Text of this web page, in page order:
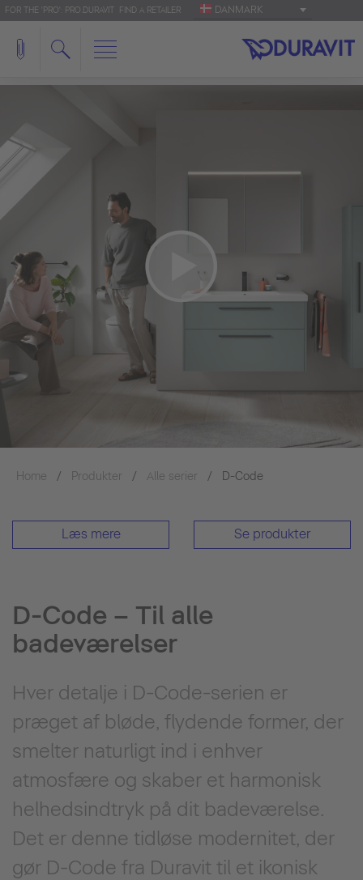
FOR THE 'PRO': PRO.DURAVIT FIND A RETAILER DANMARK
We need your consent to load the
YouTube Video service!
We use a third party service to embed video
content that may collect data about your activity.
Please review the details and accept the service
to watch this video.
More Information
Home Produkter Alle serier D-Code
Læs mere Se produkter
D-Code – Til alle
badeværelser
Hver detalje i D-Code-serien er
præget af bløde, flydende former, der
smelter naturligt ind i enhver
atmosfære og skaber et harmonisk
helhedsindtryk på dit badeværelse.
Det er denne tidløse modernitet, der
gør D-Code fra Duravit til et ikonisk